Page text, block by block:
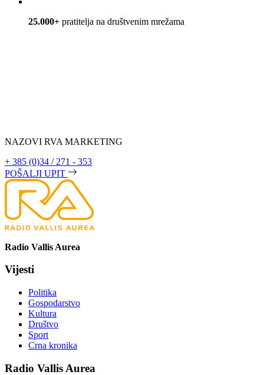
25.000+ pratitelja na društvenim mrežama
NAZOVI RVA MARKETING
+ 385 (0)34 / 271 - 353
POŠALJI UPIT
Radio Vallis Aurea
Vijesti
Politika
Gospodarstvo
Kultura
Društvo
Sport
Crna kronika
Radio Vallis Aurea